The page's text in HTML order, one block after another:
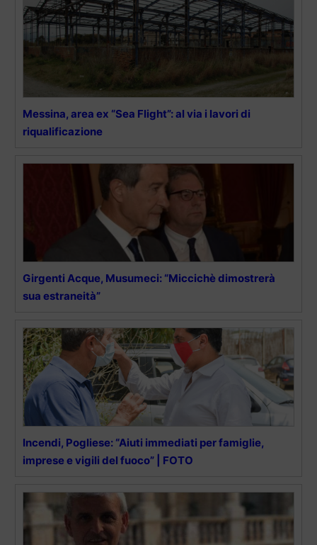
Messina, area ex “Sea Flight”: al via i lavori di
riqualificazione
Girgenti Acque, Musumeci: “Miccichè dimostrerà
sua estraneità”
Incendi, Pogliese: “Aiuti immediati per famiglie,
imprese e vigili del fuoco” | FOTO